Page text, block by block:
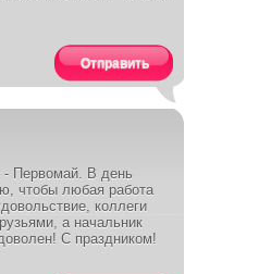
Отправить
- Первомай. В день
чтобы любая работа
коллеги
а начальник
С праздником!